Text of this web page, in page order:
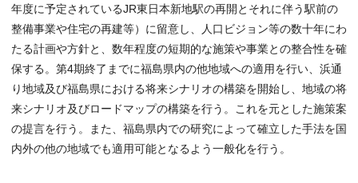
年度に予定されているJR東日本新地駅の再開とそれに伴う駅前の
整備事業や住宅の再建等）に留意し、人口ビジョン等の数十年にわ
たる計画や方針と、数年程度の短期的な施策や事業との整合性を確
保する。第4期終了までに福島県内の他地域への適用を行い、浜通
り地域及び福島県における将来シナリオの構築を開始し、地域の将
来シナリオ及びロードマップの構築を行う。これを元とした施策案
の提言を行う。また、福島県内での研究によって確立した手法を国
内外の他の地域でも適用可能となるよう一般化を行う。